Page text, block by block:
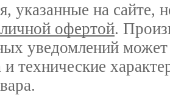
указанные на
офертой.
уведомлений
и технические